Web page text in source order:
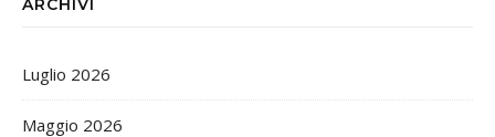
ARCHIVI
Luglio 2026
Maggio 2026